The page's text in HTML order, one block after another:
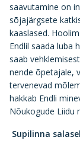
saavutamine on
sõjajärgsete
kaaslased.
Endlil saada luba
saab
nende õpetajale,
tervenevad
hakkab Endli
Nõukogude Liidu
Supilinna